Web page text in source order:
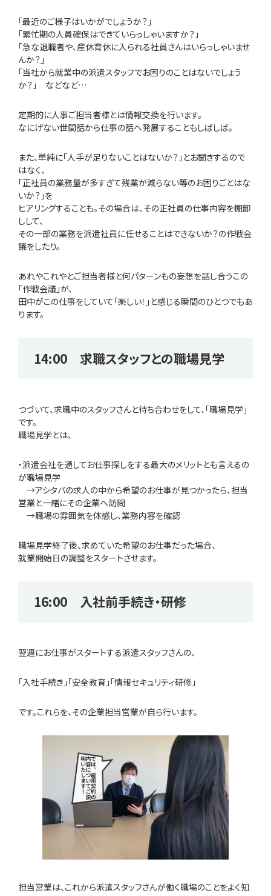
「最近のご様子はいかがでしょうか？」
「繁忙期の人員確保はできていらっしゃいますか？」
「急な退職者や、産休育休に入られる社員さんはいらっしゃいませ
んか？」
「当社から就業中の派遣スタッフでお困りのことはないでしょう
か？」 などなど…
定期的に人事ご担当者様とは情報交換を行います。
なにげない世間話から仕事の話へ発展することもしばしば。
また、単純に「人手が足りないことはないか？」とお聞きするので
はなく、
「正社員の業務量が多すぎて残業が減らない等のお困りごとはな
いか？」を
ヒアリングすることも。その場合は、その正社員の仕事内容を棚卸
しして、
その一部の業務を派遣社員に任せることはできないか？の作戦会
議をしたり。
あれやこれやとご担当者様と何パターンもの妄想を話し合うこの
「作戦会議」が、
田中がこの仕事をしていて「楽しい！」と感じる瞬間のひとつでもあ
ります。
14:00 求職スタッフとの職場見学
つづいて、求職中のスタッフさんと待ち合わせをして、「職場見学」
です。
職場見学とは、
・派遣会社を通してお仕事探しをする最大のメリットとも言えるの
が職場見学
→アシタバの求人の中から希望のお仕事が見つかったら、担当
営業と一緒にその企業へ訪問
→職場の雰囲気を体感し、業務内容を確認
職場見学終了後、求めていた希望のお仕事だった場合、
就業開始日の調整をスタートさせます。
16:00 入社前手続き・研修
翌週にお仕事がスタートする派遣スタッフさんの、
「入社手続き」「安全教育」「情報セキュリティ研修」
です。これらを、その企業担当営業が自ら行います。
担当営業は、これから派遣スタッフさんが働く職場のことをよく知